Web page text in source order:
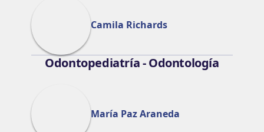
Camila Richards
Odontopediatría - Odontología
María Paz Araneda